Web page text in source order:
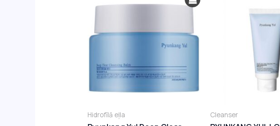
Hidrofīlā eļla Cleanser